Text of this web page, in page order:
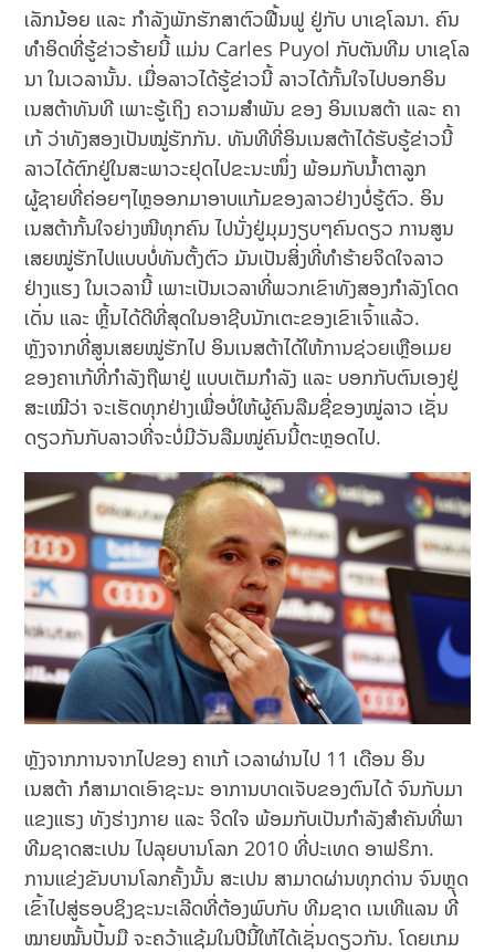
ເລັກນ້ອຍ ແລະ ກຳລັງພັກຮັກສາຕົວຟື້ນຟູ ຢູ່ກັບ ບາເຊໂລນາ. ຄົນ
ທຳອິດທີ່ຮູ້ຂ່າວຮ້າຍນີ້ ແມ່ນ Carles Puyol ກັບຕັນທີມ ບາເຊໂລ
ນາ ໃນເວລານັ້ນ. ເມື່ອລາວໄດ້ຮູ້ຂ່າວນີ້ ລາວໄດ້ກັ້ນໃຈໄປບອກອິນ
ເນສຕ້າທັນທີ ເພາະຮູ້ເຖິງ ຄວາມສຳພັນ ຂອງ ອິນເນສຕ້າ ແລະ ຄາ
ເກ້ ວ່າທັງສອງເປັນໝູ່ຮັກກັນ. ທັນທີທີ່ອິນເນສຕ້າໄດ້ຮັບຮູ້ຂ່າວນີ້
ລາວໄດ້ຕົກຢູ່ໃນສະພາວະຢຸດໄປຂະນະໜຶ່ງ ພ້ອມກັບນໍ້າຕາລູກ
ຜູ້ຊາຍທີ່ຄ່ອຍໆໄຫຼອອກມາອາບແກ້ມຂອງລາວຢ່າງບໍ່ຮູ້ຕົວ. ອິນ
ເນສຕ້າກັ້ນໃຈຍ່າງໜີທຸກຄົນ ໄປນັ່ງຢູ່ມຸມງຽບໆຄົນດຽວ ການສູນ
ເສຍໝູ່ຮັກໄປແບບບໍ່ທັນຕັ້ງຕົວ ມັນເປັນສິ່ງທີ່ທຳຮ້າຍຈິດໃຈລາວ
ຢ່າງແຮງ ໃນເວລານີ້ ເພາະເປັນເວລາທີ່ພວກເຂົາທັງສອງກຳລັງໂດດ
ເດັ່ນ ແລະ ຫຼິ້ນໄດ້ດີທີ່ສຸດໃນອາຊີບນັກເຕະຂອງເຂົາເຈົ້າແລ້ວ.
ຫຼັງຈາກທີ່ສູນເສຍໝູ່ຮັກໄປ ອິນເນສຕ້າໄດ້ໃຫ້ການຊ່ວຍເຫຼືອເມຍ
ຂອງຄາເກ້ທີ່ກຳລັງຖືພາຢູ່ ແບບເຕັມກຳລັງ ແລະ ບອກກັບຕົນເອງຢູ່
ສະເໝີວ່າ ຈະເຮັດທຸກຢ່າງເພື່ອບໍ່ໃຫ້ຜູ້ຄົນລືມຊື່ຂອງໝູ່ລາວ ເຊັ່ນ
ດຽວກັນກັບລາວທີ່ຈະບໍ່ມີວັນລືມໝູ່ຄົນນີ້ຕະຫຼອດໄປ.
ຫຼັງຈາກການຈາກໄປຂອງ ຄາເກ້ ເວລາຜ່ານໄປ 11 ເດືອນ ອິນ
ເນສຕ້າ ກໍສາມາດເອົາຊະນະ ອາການບາດເຈັບຂອງຕົນໄດ້ ຈົນກັບມາ
ແຂງແຮງ ທັງຮ່າງກາຍ ແລະ ຈິດໃຈ ພ້ອມກັບເປັນກຳລັງສຳຄັນທີ່ພາ
ທີມຊາດສະເປນ ໄປລຸຍບານໂລກ 2010 ທີ່ປະເທດ ອາຟຣິກາ.
ການແຂ່ງຂັນບານໂລກຄັ້ງນັ້ນ ສະເປນ ສາມາດຜ່ານທຸກດ່ານ ຈົນຫຼຸດ
ເຂົ້າໄປສູ່ຮອບຊິງຊະນະເລີດທີ່ຕ້ອງພົບກັບ ທີມຊາດ ເນເທີແລນ ທີ່
ໝາຍໝັ້ນປັ້ນມື ຈະຄວ້າແຊ້ມໃນປີນີ້ໃຫ້ໄດ້ເຊັ່ນດຽວກັນ. ໂດຍເກມ